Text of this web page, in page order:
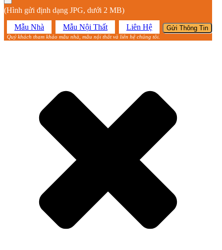
(Hình gửi định dạng JPG, dưới 2 MB)
Mẫu Nhà
Mẫu Nội Thất Liên Hệ
Quý khách tham khảo mẫu nhà, mẫu nội thất và liên hệ chúng tôi.